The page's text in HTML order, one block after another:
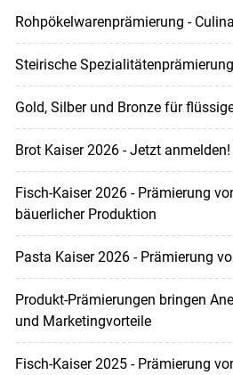
Rohpökelwarenprämierung -
Steirische
Gold, Silber und Bronze für
Brot Kaiser 2026 - Jetzt anmelden!
Fisch-Kaiser 2026 - Prämierung
bäuerlicher Produktion
Pasta Kaiser 2026 - Prämierung
Produkt-Prämierungen bringen
und Marketingvorteile
Fisch-Kaiser 2025 - Prämierung